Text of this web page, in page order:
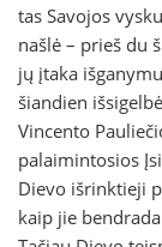
tas Savojos
našlė – prieš du
jų įtaka
šiandien
Vincento
palaimintosios
Dievo išrinktieji
kaip jie